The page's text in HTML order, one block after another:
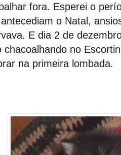
fora. Esperei o
o Natal,
E dia 2 de
chacoalhando no
na primeira lombada.